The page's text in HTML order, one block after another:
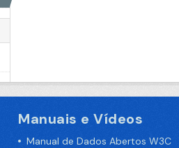
Manuais e Vídeos
Manual de Dados Abertos W3C